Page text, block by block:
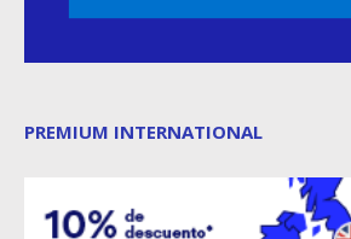
PREMIUM INTERNATIONAL